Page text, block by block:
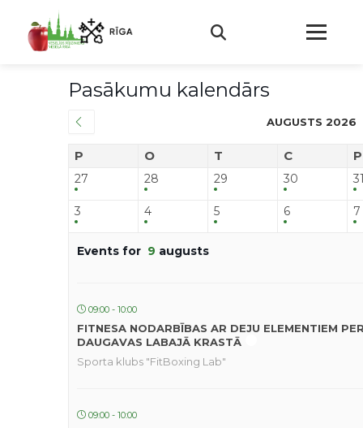
Pasākumu kalendārs
AUGUSTS 2026
P O T C
27 28 29 30
3 4 5 6 7
Events for 9 augusts
09:00 - 10:00
FITNESA NODARBĪBAS AR DEJU ELEMENTIEM
DAUGAVAS LABAJĀ KRASTĀ
Sporta klubs "FitBoxing Lab"
09:00 - 10:00